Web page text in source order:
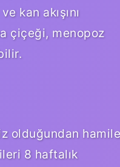
kan akışını
çiçeği, menopoz
olduğundan hamile
8 haftalık